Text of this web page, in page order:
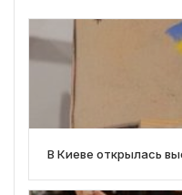
В Киеве открылась